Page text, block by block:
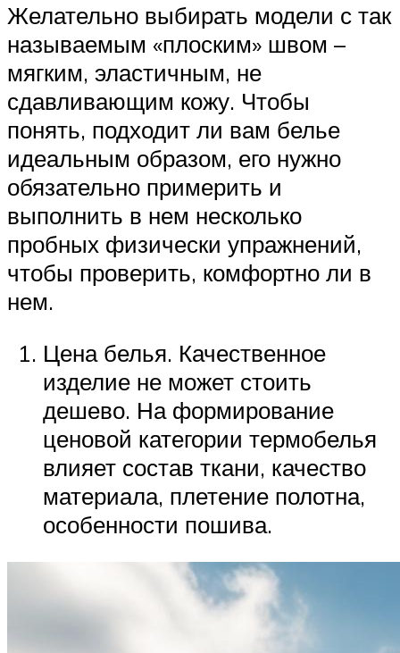
Желательно выбирать модели с так
называемым «плоским» швом –
мягким, эластичным, не
сдавливающим кожу. Чтобы
понять, подходит ли вам белье
идеальным образом, его нужно
обязательно примерить и
выполнить в нем несколько
пробных физически упражнений,
чтобы проверить, комфортно ли в
нем.
Цена белья. Качественное
изделие не может стоить
дешево. На формирование
ценовой категории термобелья
влияет состав ткани, качество
материала, плетение полотна,
особенности пошива.